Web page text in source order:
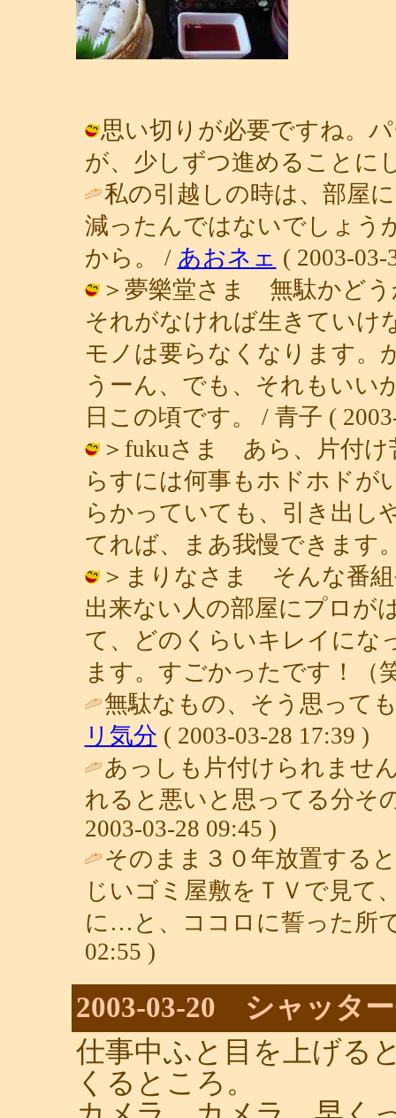
思い切りが必要ですね。
が、少しずつ進めることに
私の引越しの時は、部屋
減ったんではないでしょ
から。 / あおネェ ( 2003-03-
＞夢樂堂さま 無駄かどう
それがなければ生きていけ
モノは要らなくなります。
うーん、でも、それもいい
日この頃です。 / 青子 (
＞fukuさま あら、片付け
らすには何事もホドホドが
らかっていても、引き出し
てれば、まあ我慢できます
＞まりなさま そんな番組
出来ない人の部屋にプロが
て、どのくらいキレイにな
ます。すごかったです！（
無駄なもの、そう思って
リ気分 ( 2003-03-28 17:39 )
あっしも片付けられませ
れると悪いと思ってる分そ
2003-03-28 09:45 )
そのまま３０年放置する
じいゴミ屋敷をＴＶで見て
に…と、ココロに誓った所
02:55 )
2003-03-20 シャッタ
仕事中ふと目を上げる
くるところ。